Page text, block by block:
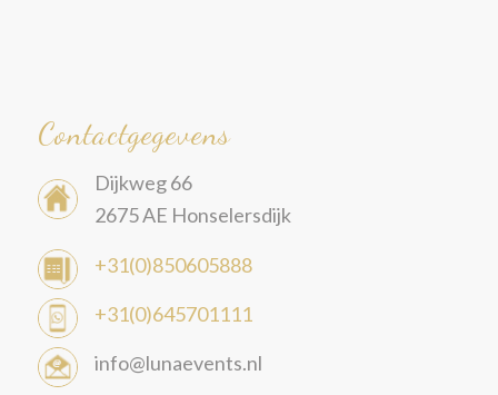
Contactgegevens
Dijkweg 66
2675 AE Honselersdijk
+31(0)850605888
+31(0)645701111
info@lunaevents.nl